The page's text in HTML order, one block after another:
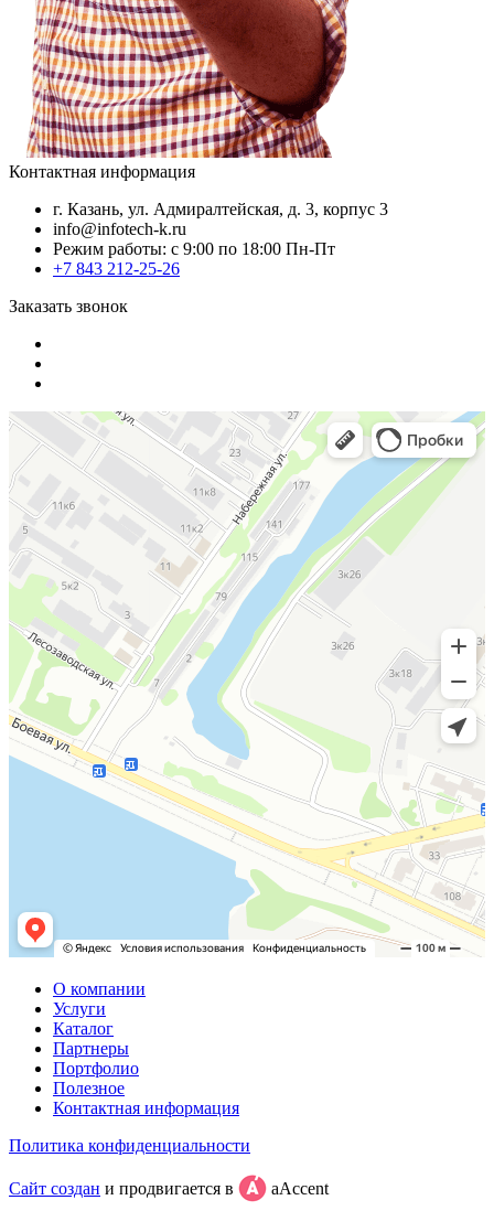
Контактная информация
г. Казань, ул. Адмиралтейская, д. 3, корпус 3
info@infotech-k.ru
Режим работы: с 9:00 по 18:00 Пн-Пт
+7 843 212-25-26
Заказать звонок
О компании
Услуги
Каталог
Партнеры
Портфолио
Полезное
Контактная информация
Политика конфиденциальности
Сайт создан и продвигается в
aAccent